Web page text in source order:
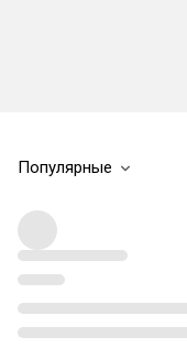
Популярные